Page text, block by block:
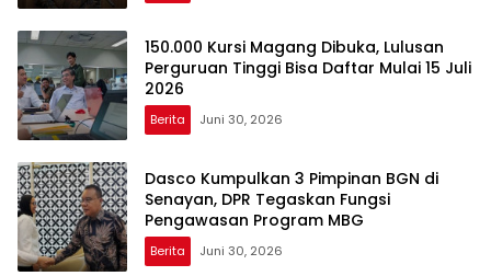
150.000 Kursi Magang Dibuka, Lulusan
Perguruan Tinggi Bisa Daftar Mulai 15 Juli
2026
Berita Juni 30, 2026
Dasco Kumpulkan 3 Pimpinan BGN di
Senayan, DPR Tegaskan Fungsi
Pengawasan Program MBG
Berita Juni 30, 2026